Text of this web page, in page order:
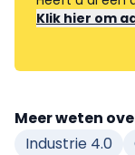
Klik hier om
Meer weten
Industrie 4.0